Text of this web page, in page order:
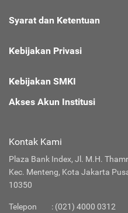
Syarat dan Ketentuan
Kebijakan Privasi
Kebijakan SMKI
Akses Akun Institusi
Kontak Kami
Plaza Bank Index, Jl. M.H.
Kec. Menteng, Kota Jakarta
10350
Telepon
: (021) 4000 0312